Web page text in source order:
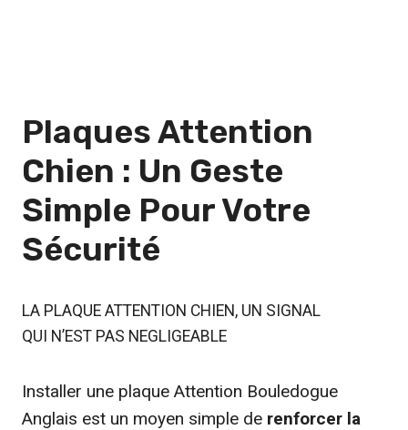
Plaques Attention
Chien : Un Geste
Simple Pour Votre
Sécurité
LA PLAQUE ATTENTION CHIEN, UN SIGNAL
QUI N’EST PAS NEGLIGEABLE
Installer une plaque Attention Bouledogue
Anglais est un moyen simple de renforcer la